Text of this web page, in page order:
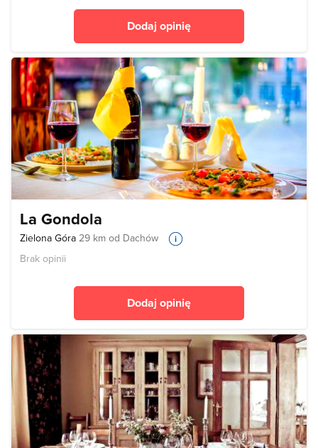
Dodaj opinię
La Gondola
Zielona Góra 29 km od Dachów
Brak opinii
Dodaj opinię